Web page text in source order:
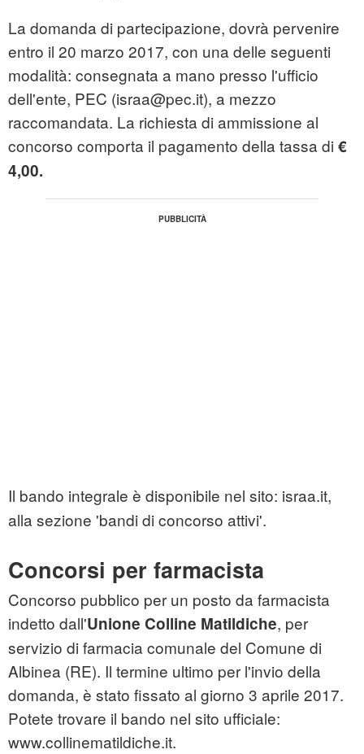
La domanda di partecipazione, dovrà pervenire
entro il 20 marzo 2017, con una delle seguenti
modalità: consegnata a mano presso l'ufficio
dell'ente, PEC (israa@pec.it), a mezzo
raccomandata. La richiesta di ammissione al
concorso comporta il pagamento della tassa di €
4,00.
Il bando integrale è disponibile nel sito: israa.it,
alla sezione 'bandi di concorso attivi'.
Concorsi per farmacista
Concorso pubblico per un posto da farmacista
indetto dall'Unione Colline Matildiche, per
servizio di farmacia comunale del Comune di
Albinea (RE). Il termine ultimo per l'invio della
domanda, è stato fissato al giorno 3 aprile 2017.
Potete trovare il bando nel sito ufficiale:
www.collinematildiche.it.